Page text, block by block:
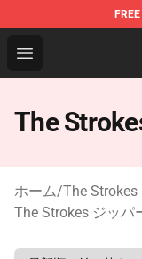
FREE
Open menu
The Strokes
The
ホーム/The
The Strokes ジッパ